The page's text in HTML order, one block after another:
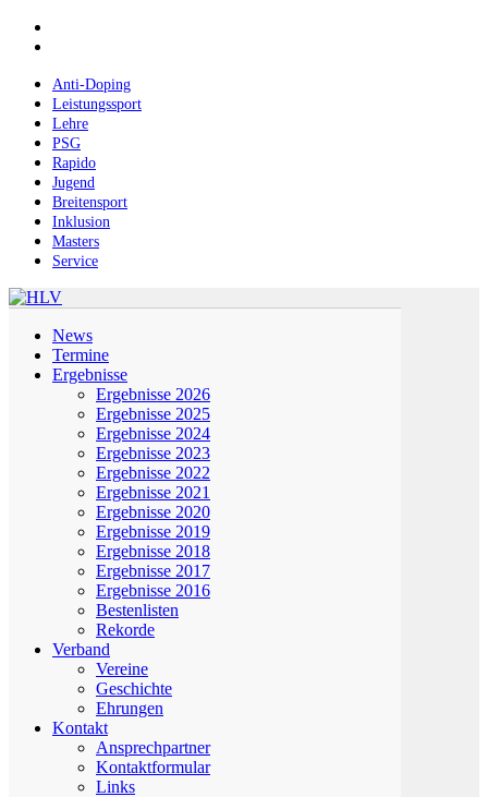
Skip
contentAnti-Doping
Leistungssport
Lehre
PSG
Rapido
Jugend
Breitensport
Inklusion
Masters
Service
News
Termine
Ergebnisse
Ergebnisse 2026
Ergebnisse 2025
Ergebnisse 2024
Ergebnisse 2023
Ergebnisse 2022
Ergebnisse 2021
Ergebnisse 2020
Ergebnisse 2019
Ergebnisse 2018
Ergebnisse 2017
Ergebnisse 2016
Bestenlisten
Rekorde
Verband
Vereine
Geschichte
Ehrungen
Kontakt
Ansprechpartner
Kontaktformular
Links